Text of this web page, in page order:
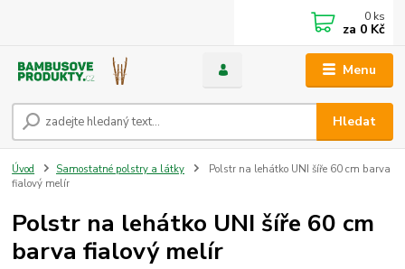
Menu
Hledat
0 ks
za 0 Kč
Úvod Samostatné polstry a látky
Polstr na lehátko UNI šíře 60 cm barva
fialový melír
Polstr na lehátko UNI šíře 60 cm
barva fialový melír